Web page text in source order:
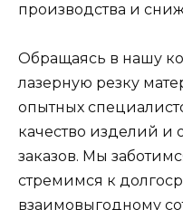
производства и
Обращаясь в нашу
лазерную резку
опытных
качество изделий и
заказов. Мы
стремимся к
взаимовыгодному